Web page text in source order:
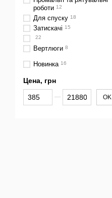
роботи 12
Для спуску 18
Затискачі 15
22
Вертлюги 8
Новинка 16
Цена, грн
От Цена, грн
До Цена, грн OK